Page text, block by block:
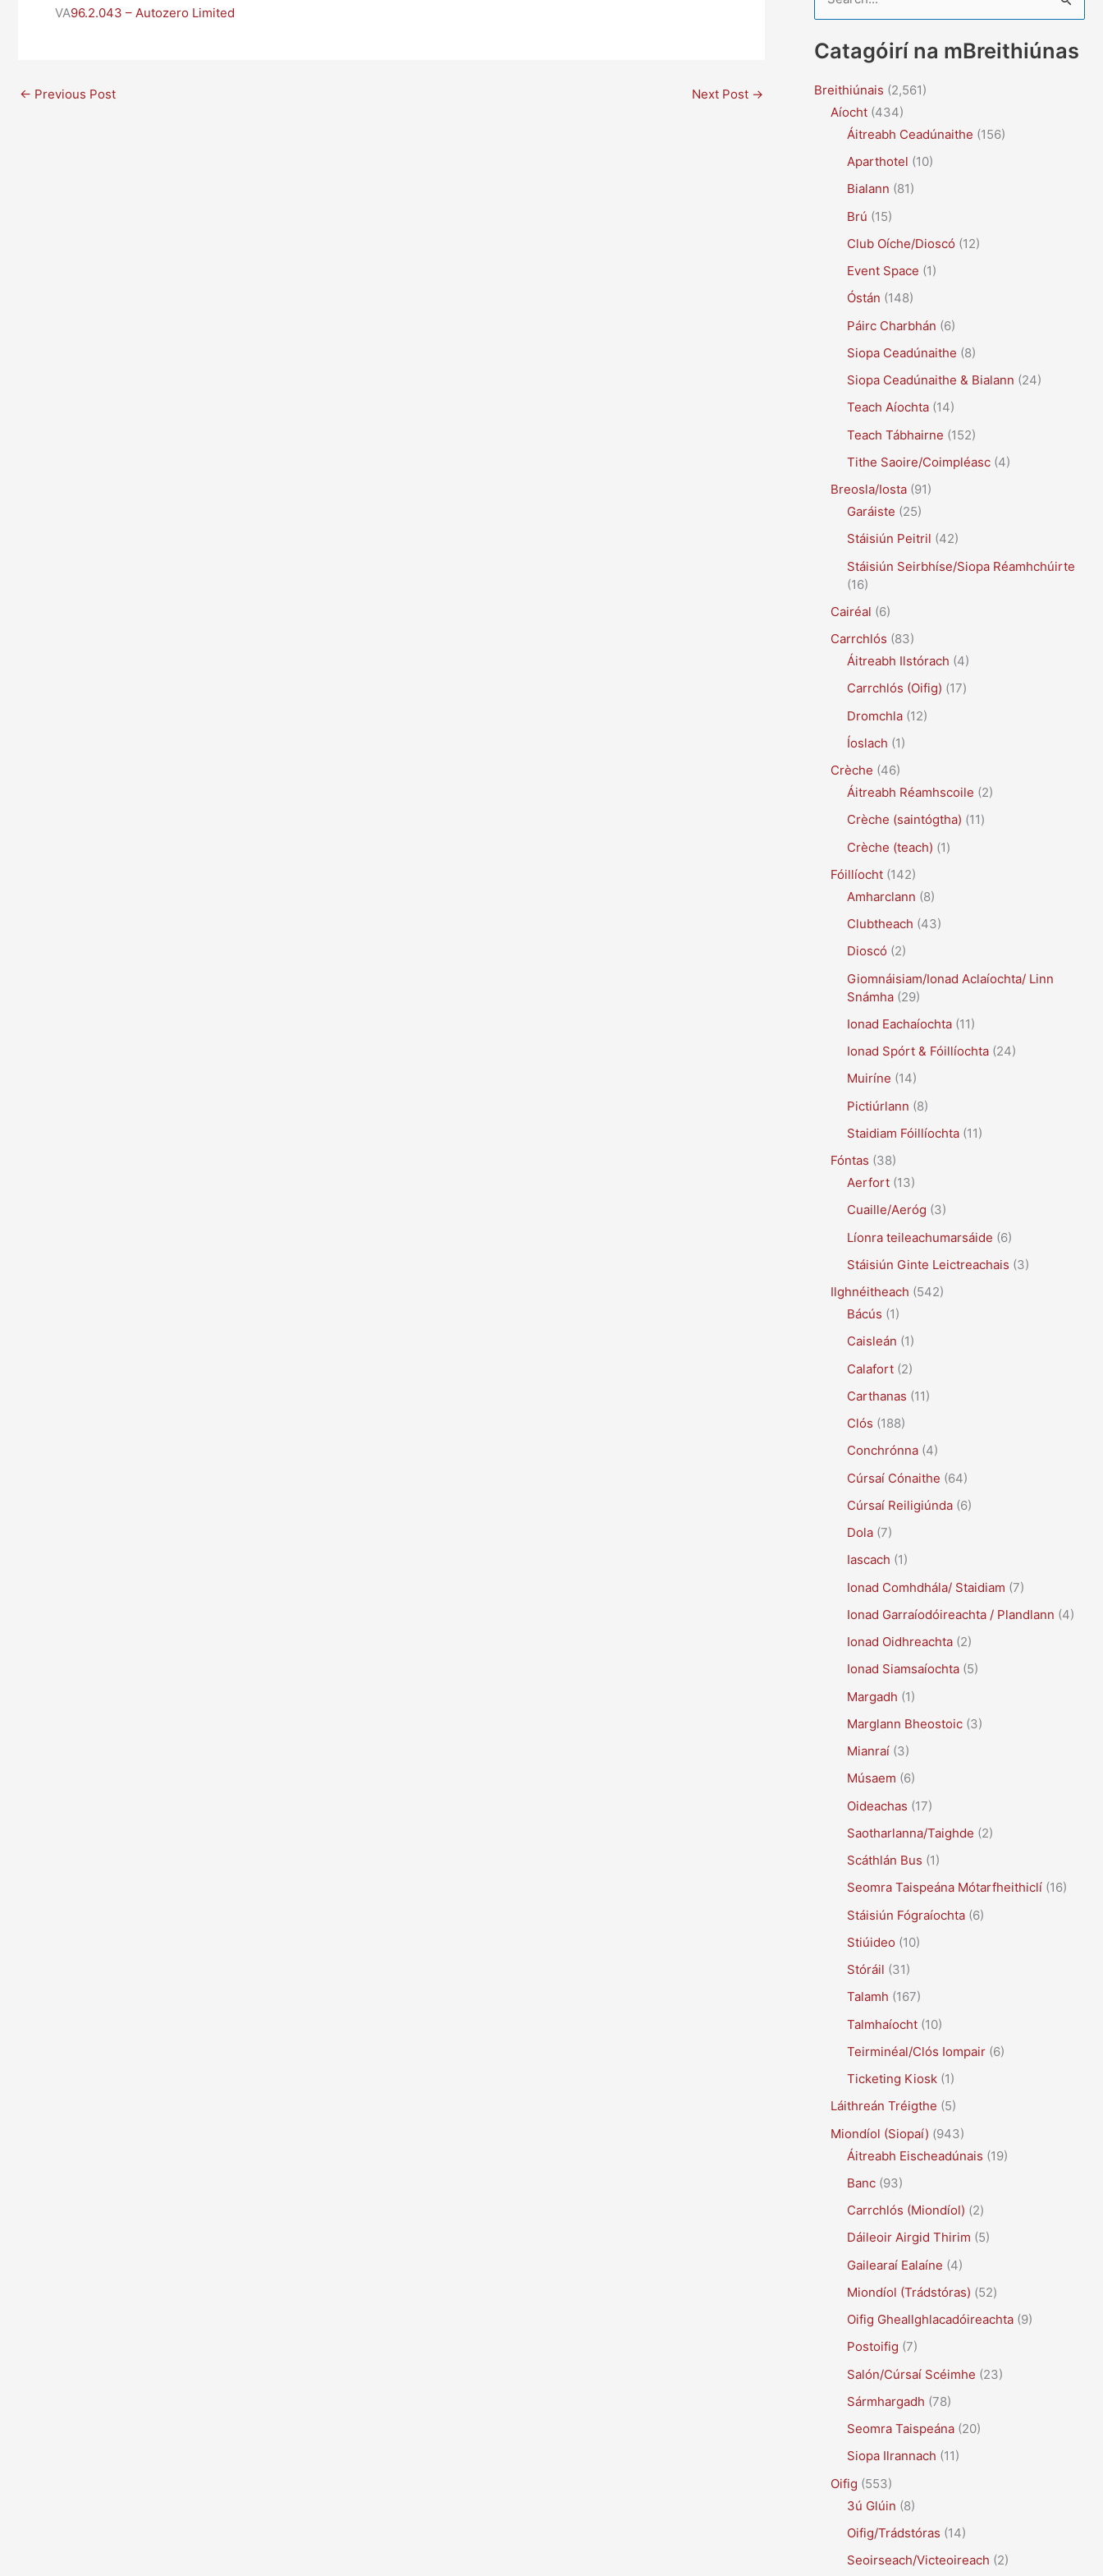
VA96.2.043 – Autozero Limited
← Previous Post Next Post →
e
a
c
Catagóirí na mBreithiúnas
Breithiúnais (2,561)
Aíocht (434)
Áitreabh Ceadúnaithe (156)
Aparthotel (10)
Bialann (81)
Brú (15)
Club Oíche/Dioscó (12)
Event Space (1)
Óstán (148)
Páirc Charbhán (6)
Siopa Ceadúnaithe (8)
Siopa Ceadúnaithe & Bialann (24)
Teach Aíochta (14)
Teach Tábhairne (152)
Tithe Saoire/Coimpléasc (4)
Breosla/Iosta (91)
Garáiste (25)
Stáisiún Peitril (42)
Stáisiún Seirbhíse/Siopa Réamhchúirte
(16)
Cairéal (6)
Carrchlós (83)
Áitreabh Ilstórach (4)
Carrchlós (Oifig) (17)
Dromchla (12)
Íoslach (1)
Crèche (46)
Áitreabh Réamhscoile (2)
Crèche (saintógtha) (11)
Crèche (teach) (1)
Fóillíocht (142)
Amharclann (8)
Clubtheach (43)
Dioscó (2)
Giomnáisiam/Ionad Aclaíochta/ Linn
Snámha (29)
Ionad Eachaíochta (11)
Ionad Spórt & Fóillíochta (24)
Muiríne (14)
Pictiúrlann (8)
Staidiam Fóillíochta (11)
Fóntas (38)
Aerfort (13)
Cuaille/Aeróg (3)
Líonra teileachumarsáide (6)
Stáisiún Ginte Leictreachais (3)
Ilghnéitheach (542)
Bácús (1)
Caisleán (1)
Calafort (2)
Carthanas (11)
Clós (188)
Conchrónna (4)
Cúrsaí Cónaithe (64)
Cúrsaí Reiligiúnda (6)
Dola (7)
Iascach (1)
Ionad Comhdhála/ Staidiam (7)
Ionad Garraíodóireachta / Plandlann (4)
Ionad Oidhreachta (2)
Ionad Siamsaíochta (5)
Margadh (1)
Marglann Bheostoic (3)
Mianraí (3)
Músaem (6)
Oideachas (17)
Saotharlanna/Taighde (2)
Scáthlán Bus (1)
Seomra Taispeána Mótarfheithiclí (16)
Stáisiún Fógraíochta (6)
Stiúideo (10)
Stóráil (31)
Talamh (167)
Talmhaíocht (10)
Teirminéal/Clós Iompair (6)
Ticketing Kiosk (1)
Láithreán Tréigthe (5)
Miondíol (Siopaí) (943)
Áitreabh Eischeadúnais (19)
Banc (93)
Carrchlós (Miondíol) (2)
Dáileoir Airgid Thirim (5)
Gailearaí Ealaíne (4)
Miondíol (Trádstóras) (52)
Oifig Gheallghlacadóireachta (9)
Postoifig (7)
Salón/Cúrsaí Scéimhe (23)
Sármhargadh (78)
Seomra Taispeána (20)
Siopa Ilrannach (11)
Oifig (553)
3ú Glúin (8)
Oifig/Trádstóras (14)
Seoirseach/Victeoireach (2)